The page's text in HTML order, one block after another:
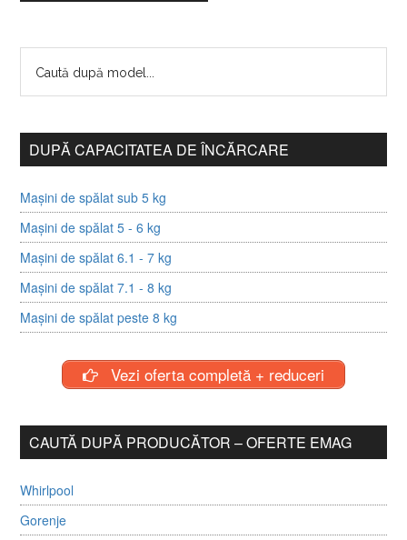
DUPĂ CAPACITATEA DE ÎNCĂRCARE
Mașini de spălat sub 5 kg
Mașini de spălat 5 - 6 kg
Mașini de spălat 6.1 - 7 kg
Mașini de spălat 7.1 - 8 kg
Mașini de spălat peste 8 kg
Vezi oferta completă + reduceri
CAUTĂ DUPĂ PRODUCĂTOR – OFERTE EMAG
Whirlpool
Gorenje